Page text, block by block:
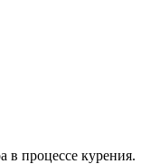
в процессе курения.